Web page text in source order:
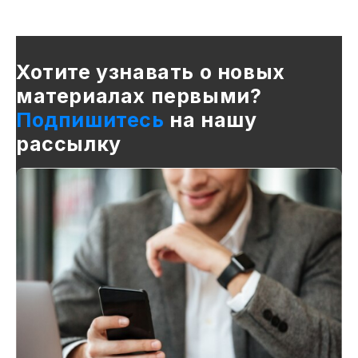
Хотите узнавать о новых
материалах первыми?
Подпишитесь на нашу
рассылку